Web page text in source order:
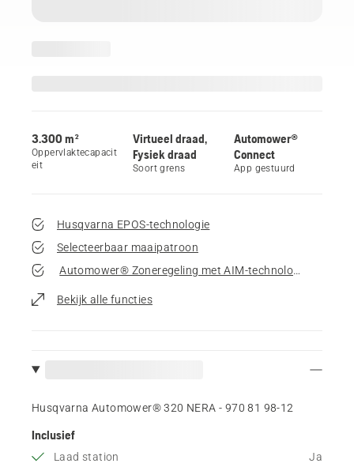
3.300 m²
Oppervlaktecapacit
eit
Virtueel draad,
Fysiek draad
Soort grens
Automower®
Connect
App gestuurd
Husqvarna EPOS-technologie
Selecteerbaar maaipatroon
Automower® Zoneregeling met AIM-technologie
Bekijk alle functies
Husqvarna Automower® 320 NERA - 970 81 98‑12
Inclusief
Laad station
Ja